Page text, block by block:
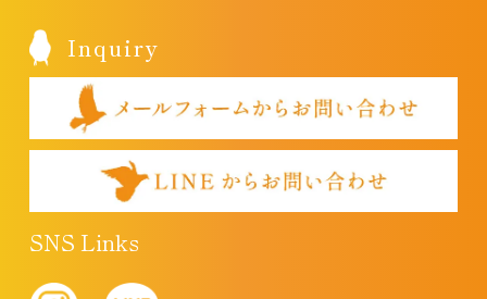
Inquiry
SNS Links